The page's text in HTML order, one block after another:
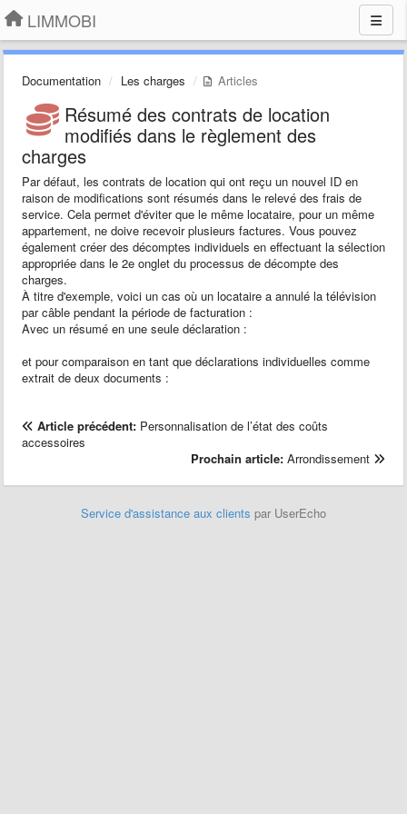
LIMMOBI
Documentation Les charges Articles
Résumé des contrats de location
modifiés dans le règlement des
charges
Par défaut, les contrats de location qui ont reçu un nouvel ID en
raison de modifications sont résumés dans le relevé des frais de
service. Cela permet d'éviter que le même locataire, pour un même
appartement, ne doive recevoir plusieurs factures. Vous pouvez
également créer des décomptes individuels en effectuant la sélection
appropriée dans le 2e onglet du processus de décompte des
charges.
À titre d'exemple, voici un cas où un locataire a annulé la télévision
par câble pendant la période de facturation :
Avec un résumé en une seule déclaration :
et pour comparaison en tant que déclarations individuelles comme
extrait de deux documents :
Article précédent: Personnalisation de l’état des coûts
accessoires
Prochain article: Arrondissement
Service d'assistance aux clients par UserEcho